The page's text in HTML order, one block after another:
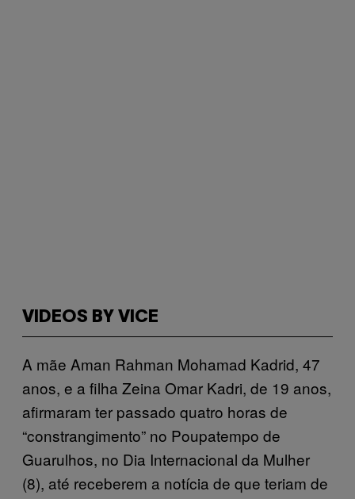
VIDEOS BY VICE
A mãe Aman Rahman Mohamad Kadrid, 47
anos, e a filha Zeina Omar Kadri, de 19 anos,
afirmaram ter passado quatro horas de
“constrangimento” no Poupatempo de
Guarulhos, no Dia Internacional da Mulher
(8), até receberem a notícia de que teriam de